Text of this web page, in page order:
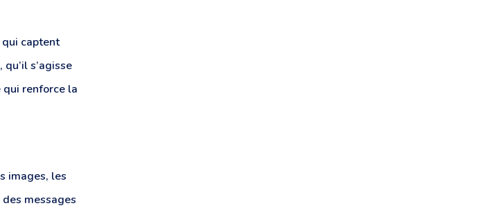
captent
s’agisse
renforce la
images, les
messages